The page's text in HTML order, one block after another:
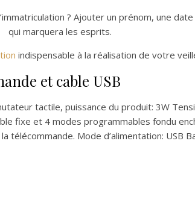
? Ajouter un prénom, une
qui marquera les esprits.
indispensable à la réalisation de votre
et cable USB
tactile, puissance du produit: 3W
fixe et 4 modes programmables fondu
télécommande. Mode d’alimentation: USB